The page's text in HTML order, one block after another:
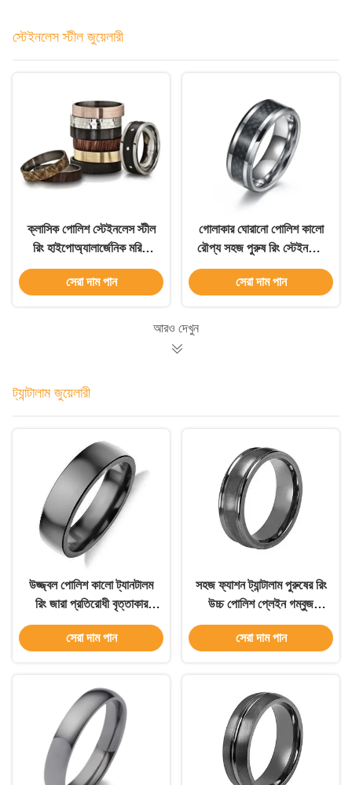
স্টেইনলেস স্টীল জুয়েলারী
ক্লাসিক পোলিশ স্টেইনলেস স্টীল
রিং হাইপোঅ্যালার্জেনিক মরিচা
প্রতিরোধী
সেরা দাম পান
গোলাকার ঘোরানো পোলিশ কালো
রৌপ্য সহজ পুরুষ রিং স্টেইনলেস
স্টীল এবং কার্বন ফাইবার রিং
সেরা দাম পান
আরও দেখুন
ট্যান্টালাম জুয়েলারী
উজ্জ্বল পোলিশ কালো ট্যানটালম
রিং জারা প্রতিরোধী বৃত্তাকার
জুয়েলারী রিং
সেরা দাম পান
সহজ ফ্যাশন ট্যান্টালাম পুরুষের রিং
উচ্চ পোলিশ প্লেইন গম্বুজ
বিবাহের ব্যান্ড
সেরা দাম পান